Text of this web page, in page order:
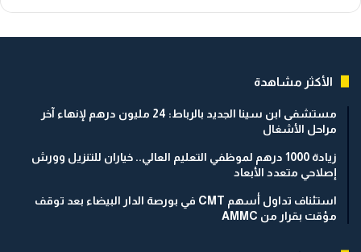
الأكثر مشاهدة
مستشفى ابن سينا الجديد بالرباط: 24 مليون درهم لإنهاء آخر
مراحل الأشغال
زيادة 1000 درهم لموظفي التعليم العالي.. خياران للتنزيل وورش
إصلاحي متعدد الأبعاد
استئناف تداول أسهم CMT في بورصة الدار البيضاء بعد توقف
مؤقت بقرار من AMMC